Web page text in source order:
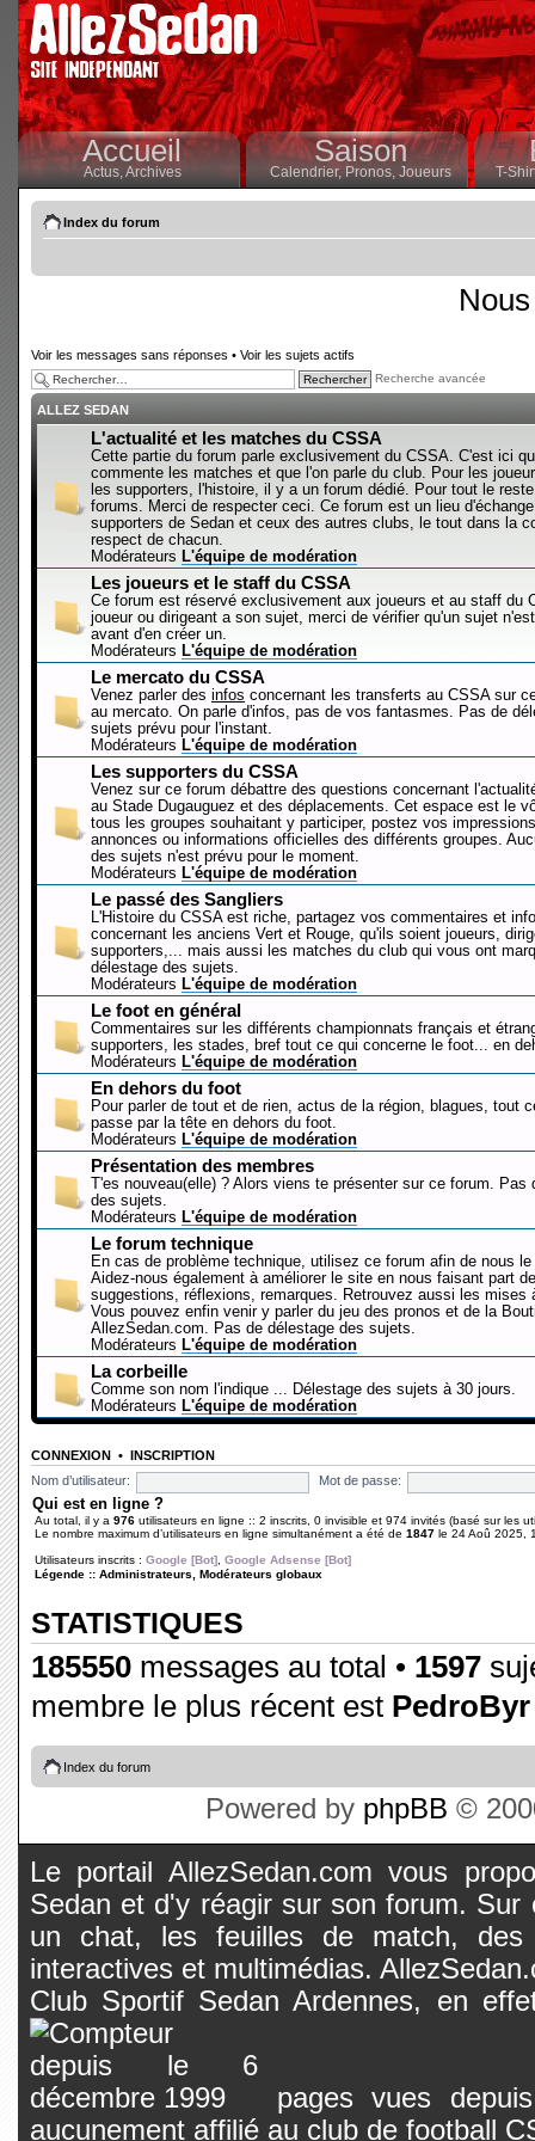
Accueil
Actus,Archives
Saison
Calendrier,Pronos, Joueurs T-
Index du forum
Voir les messages sans réponses • Voir les sujets actifs
Recherche avancée
ALLEZ SEDAN
L'actualité et les matches du CSSA
Cette partie du forum parle exclusivement du CSSA. C'est ici
commente les matches et que l'on parle du club. Pour les
les supporters, l'histoire, il y a un forum dédié. Pour tout le
forums. Merci de respecter ceci. Ce forum est un lieu
supporters de Sedan et ceux des autres clubs, le tout dans la
respect de chacun.
Modérateurs L'équipe de modération
Les joueurs et le staff du CSSA
Ce forum est réservé exclusivement aux joueurs et au staff du
joueur ou dirigeant a son sujet, merci de vérifier qu'un sujet
avant d'en créer un.
Modérateurs L'équipe de modération
Le mercato du CSSA
Venez parler des infos concernant les transferts au CSSA sur
au mercato. On parle d'infos, pas de vos fantasmes. Pas de
sujets prévu pour l'instant.
Modérateurs L'équipe de modération
Les supporters du CSSA
Venez sur ce forum débattre des questions concernant
au Stade Dugauguez et des déplacements. Cet espace est le
tous les groupes souhaitant y participer, postez vos
annonces ou informations officielles des différents groupes.
des sujets n'est prévu pour le moment.
Modérateurs L'équipe de modération
Le passé des Sangliers
L'Histoire du CSSA est riche, partagez vos commentaires et
concernant les anciens Vert et Rouge, qu'ils soient joueurs,
supporters,... mais aussi les matches du club qui vous ont
délestage des sujets.
Modérateurs L'équipe de modération
Le foot en général
Commentaires sur les différents championnats français et
supporters, les stades, bref tout ce qui concerne le foot... en
Modérateurs L'équipe de modération
En dehors du foot
Pour parler de tout et de rien, actus de la région, blagues, tout
passe par la tête en dehors du foot.
Modérateurs L'équipe de modération
Présentation des membres
T'es nouveau(elle) ? Alors viens te présenter sur ce forum. Pas
des sujets.
Modérateurs L'équipe de modération
Le forum technique
En cas de problème technique, utilisez ce forum afin de nous le
Aidez-nous également à améliorer le site en nous faisant part
suggestions, réflexions, remarques. Retrouvez aussi les mises
Vous pouvez enfin venir y parler du jeu des pronos et de la
AllezSedan.com. Pas de délestage des sujets.
Modérateurs L'équipe de modération
La corbeille
Comme son nom l'indique ... Délestage des sujets à 30 jours.
Modérateurs L'équipe de modération
CONNEXION • INSCRIPTION
Nom d’utilisateur:
Mot de passe:
Qui est en ligne ?
Au total, il y a 976 utilisateurs en ligne :: 2 inscrits, 0 invisible et 974 invités (basé sur les
Le nombre maximum d’utilisateurs en ligne simultanément a été de 1847 le 24 Aoû 2025,
Utilisateurs inscrits : Google [Bot] Google Adsense [Bot]
Légende :: Administrateurs Modérateurs globaux
STATISTIQUES
185550 messages au total • 1597
membre le plus récent est PedroByr
Index du forum
Powered by phpBB ©
Le portail AllezSedan.com vous
Sedan et d'y réagir sur son forum.
un chat, les feuilles de match, des
interactives et multimédias.
Club Sportif Sedan Ardennes, en
pages vues
aucunement affilié au club de football